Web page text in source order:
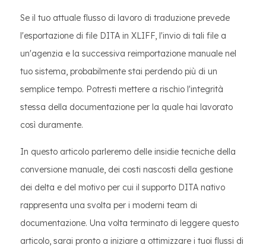
Se il tuo attuale flusso di lavoro di traduzione prevede
l'esportazione di file DITA in XLIFF, l'invio di tali file a
un'agenzia e la successiva reimportazione manuale nel
tuo sistema, probabilmente stai perdendo più di un
semplice tempo. Potresti mettere a rischio l'integrità
stessa della documentazione per la quale hai lavorato
così duramente.
In questo articolo parleremo delle insidie ​​tecniche della
conversione manuale, dei costi nascosti della gestione
dei delta e del motivo per cui il supporto DITA nativo
rappresenta una svolta per i moderni team di
documentazione. Una volta terminato di leggere questo
articolo, sarai pronto a iniziare a ottimizzare i tuoi flussi di